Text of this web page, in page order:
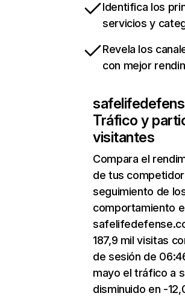
Identifica los
servicios y
Revela los
con mejor
Tráfico y
visitantes
Compara el
de tus
seguimiento de
comportamiento
187,9 mil visitas
de sesión de
mayo el tráfico a
disminuido en -